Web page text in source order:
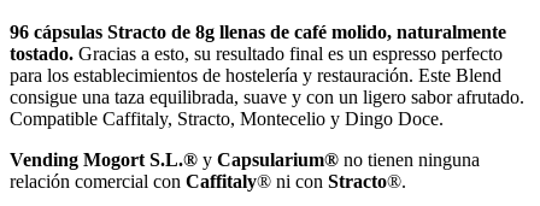
96 cápsulas Stracto de 8g llenas de café molido, naturalmente
tostado. Gracias a esto, su resultado final es un espresso perfecto
para los establecimientos de hostelería y restauración. Este Blend
consigue una taza equilibrada, suave y con un ligero sabor afrutado.
Compatible Caffitaly, Stracto, Montecelio y Dingo Doce.
Vending Mogort S.L.® y Capsularium® no tienen ninguna
relación comercial con Caffitaly® ni con Stracto®.